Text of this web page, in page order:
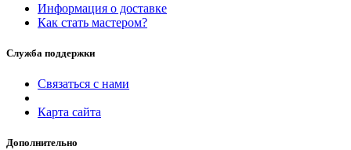
Информация о доставке
Как стать мастером?
Служба поддержки
Связаться с нами
Карта сайта
Дополнительно